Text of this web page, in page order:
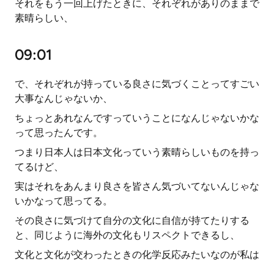
それをもう一回上げたときに、それぞれがありのままで
素晴らしい、
09:01
で、それぞれが持っている良さに気づくことってすごい
大事なんじゃないか、
ちょっとあれなんですっていうことになんじゃないかな
って思ったんです。
つまり日本人は日本文化っていう素晴らしいものを持っ
てるけど、
実はそれをあんまり良さを皆さん気づいてないんじゃな
いかなって思ってる。
その良さに気づけて自分の文化に自信が持てたりする
と、同じように海外の文化もリスペクトできるし、
文化と文化が交わったときの化学反応みたいなのが私は